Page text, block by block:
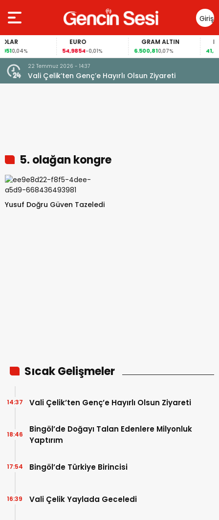
Giriş
Yap
0,04%
EURO
54,9854-0,01%
GRAM ALTIN
6.500,810,07%
FAİZ
41,57
22 Temmuz 2026 - 14:37
Vali Çelik’ten Genç’e Hayırlı Olsun Ziyareti
5. olağan kongre
Yusuf Doğru Güven Tazeledi
Sıcak Gelişmeler
Vali Çelik’ten Genç’e Hayırlı Olsun Ziyareti
14:37
Bingöl’de Doğayı Talan Edenlere Milyonluk
Yaptırım
18:46
Bingöl’de Türkiye Birincisi
17:54
Vali Çelik Yaylada Geceledi
16:39